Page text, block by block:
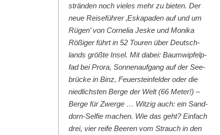
strän­den noch vieles mehr zu bieten. Der
neue Reise­führer ‚Eska­paden auf und um
Rügen’ von Cor­nelia Jeske und Moni­ka
Rößiger führt in 52 Touren über Deutsch­
lands größte Insel. Mit dabei: Baumwipfelp­
fad bei Pro­ra, Son­nenauf­gang auf der See­
brücke in Binz, Feuer­ste­in­felder oder die
niedlich­sten Berge der Welt (66 Meter!) –
Berge für Zwerge … Witzig auch: ein Sand­
dorn-Self­ie machen. Wie das geht? Ein­fach
drei, vier reife Beeren vom Strauch in den